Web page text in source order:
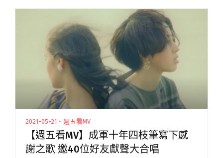
景裡，落日飛閱讀全文 "【這些專輯十歲了！】
2011年20張台灣原創音樂專輯精選回顧"
2021-05-21・週五看MV
【週五看MV】成軍十年四枝筆寫下感
謝之歌 邀40位好友獻聲大合唱